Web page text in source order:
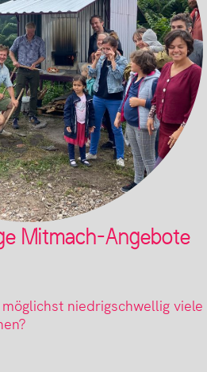
Mitmach-Angebote
niedrigschwellig viele